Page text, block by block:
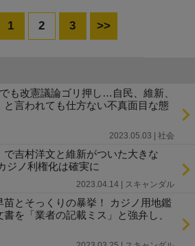
1 2 3 >>
も改憲議論ゴリ押し…自民、維新、
言われても仕方ない不真面目な態
2023.05.03 | 社会
吉村洋文と維新がついた大きな
ジノ利権化は確実に
2023.04.14 | スキャンダル
とそっくりの暴挙！ カジノ用地鑑
を「業者の記載ミス」と強弁し、